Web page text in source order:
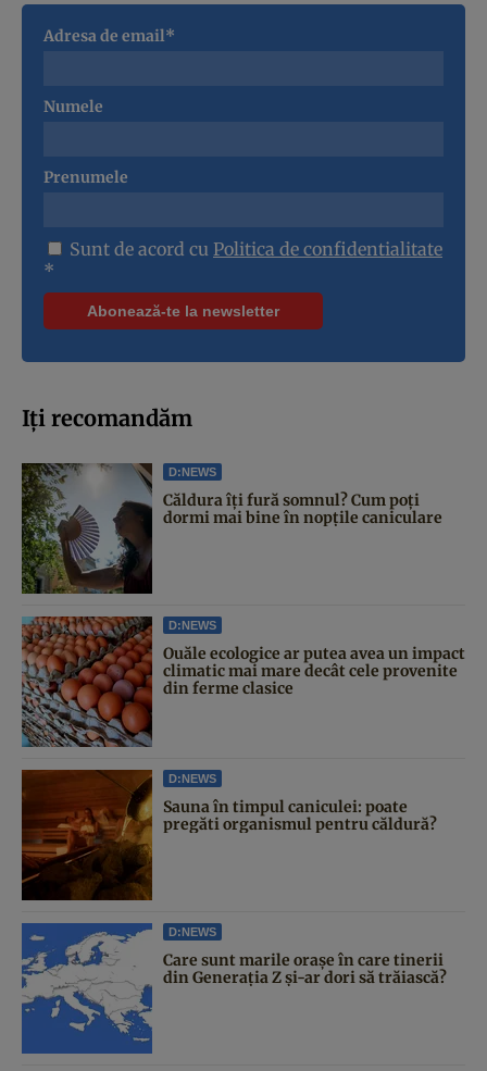
Adresa de email*
Numele
Prenumele
Sunt de acord cu Politica de confidentialitate
*
Iți recomandăm
D:NEWS
Căldura îți fură somnul? Cum poți
dormi mai bine în nopțile caniculare
D:NEWS
Ouăle ecologice ar putea avea un impact
climatic mai mare decât cele provenite
din ferme clasice
D:NEWS
Sauna în timpul caniculei: poate
pregăti organismul pentru căldură?
D:NEWS
Care sunt marile orașe în care tinerii
din Generația Z și-ar dori să trăiască?